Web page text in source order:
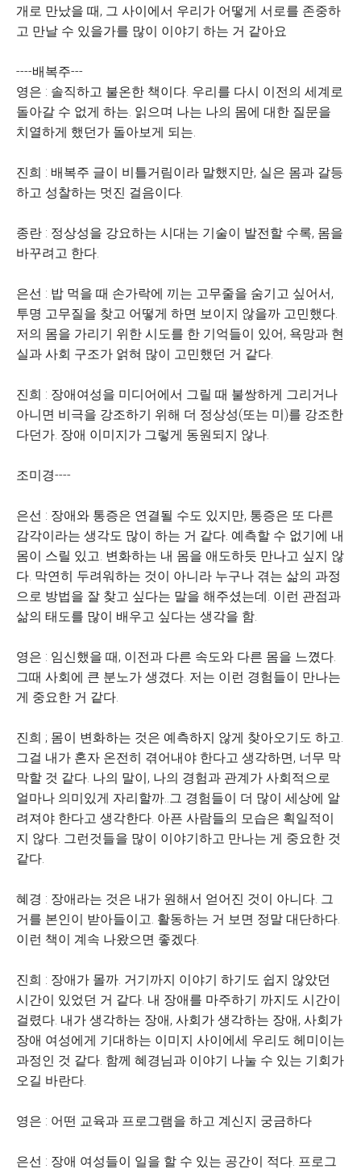
개로 만났을 때, 그 사이에서 우리가 어떻게 서로를 존중하
고 만날 수 있을가를 많이 이야기 하는 거 같아요
----배복주---
영은 : 솔직하고 불온한 책이다. 우리를 다시 이전의 세계로
돌아갈 수 없게 하는. 읽으며 나는 나의 몸에 대한 질문을
치열하게 했던가 돌아보게 되는.
진희 : 배복주 글이 비틀거림이라 말했지만, 실은 몸과 갈등
하고 성찰하는 멋진 걸음이다.
종란 : 정상성을 강요하는 시대는 기술이 발전할 수록, 몸을
바꾸려고 한다.
은선 : 밥 먹을 때 손가락에 끼는 고무줄을 숨기고 싶어서,
투명 고무질을 찾고 어떻게 하면 보이지 않을까 고민했다.
저의 몸을 가리기 위한 시도를 한 기억들이 있어, 욕망과 현
실과 사회 구조가 얽혀 많이 고민했던 거 같다.
진희 : 장애여성을 미디어에서 그릴 때 불쌍하게 그리거나
아니면 비극을 강조하기 위해 더 정상성(또는 미)를 강조한
다던가. 장애 이미지가 그렇게 동원되지 않나.
조미경----
은선 : 장애와 통증은 연결될 수도 있지만, 통증은 또 다른
감각이라는 생각도 많이 하는 거 같다. 예측할 수 없기에 내
몸이 스릴 있고. 변화하는 내 몸을 애도하듯 만나고 싶지 않
다. 막연히 두려워하는 것이 아니라 누구나 겪는 삶의 과정
으로 방법을 잘 찾고 싶다는 말을 해주셨는데. 이런 관점과
삶의 태도를 많이 배우고 싶다는 생각을 함.
영은 : 임신했을 때, 이전과 다른 속도와 다른 몸을 느꼈다.
그때 사회에 큰 분노가 생겼다. 저는 이런 경험들이 만나는
게 중요한 거 같다.
진희 ; 몸이 변화하는 것은 예측하지 않게 찾아오기도 하고.
그걸 내가 혼자 온전히 겪어내야 한다고 생각하면, 너무 막
막할 것 같다. 나의 말이, 나의 경험과 관계가 사회적으로
얼마나 의미있게 자리할까..그 경험들이 더 많이 세상에 알
려져야 한다고 생각한다. 아픈 사람들의 모습은 획일적이
지 않다. 그런것들을 많이 이야기하고 만나는 게 중요한 것
같다.
혜경 : 장애라는 것은 내가 원해서 얻어진 것이 아니다. 그
거를 본인이 받아들이고. 활동하는 거 보면 정말 대단하다.
이런 책이 계속 나왔으면 좋겠다.
진희 : 장애가 몰까. 거기까지 이야기 하기도 쉽지 않았던
시간이 있었던 거 같다. 내 장애를 마주하기 까지도 시간이
걸렸다. 내가 생각하는 장애, 사회가 생각하는 장애, 사회가
장애 여성에게 기대하는 이미지 사이에세 우리도 헤미이는
과정인 것 같다. 함께 혜경님과 이야기 나눌 수 있는 기회가
오길 바란다.
영은 : 어떤 교육과 프로그램을 하고 계신지 궁금하다
은선 : 장애 여성들이 일을 할 수 있는 공간이 적다. 프로그